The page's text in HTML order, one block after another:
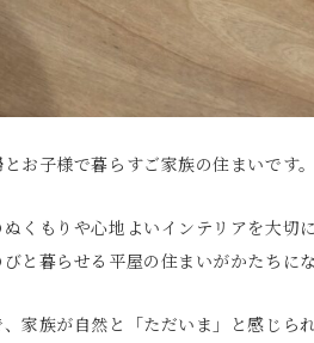
お子様で暮らすご家族の住まいです。
くもりや心地よいインテリアを大切に
と暮らせる平屋の住まいがかたちにな
家族が自然と「ただいま」と感じら